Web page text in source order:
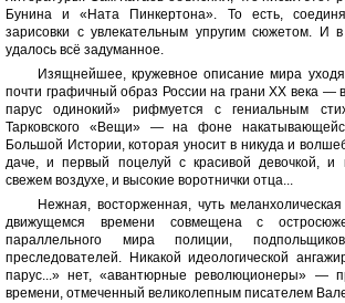
Бунина и «Ната Пинкертона». То есть,
зарисовки с увлекательным упругим сюжетом. И
удалось всё задуманное.
Изящнейшее, кружевное описание мира
почти графичный образ России на грани ХХ века —
парус одинокий» рифмуется с гениальным
Тарковского «Вещи» — на фоне
Большой Истории, которая уносит в никуда и
даче, и первый поцелуй с красивой девочкой,
свежем воздухе, и высокие воротнички отца...
Нежная, восторженная, чуть
движущемся времени совмещена с
параллельного мира полиции,
преследователей. Никакой идеологической
парус...» нет, «авантюрные революционеры» —
времени, отмеченный великолепным писателем